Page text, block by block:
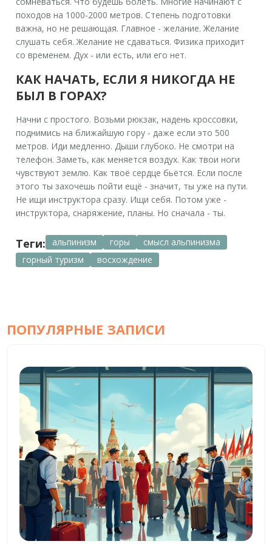
походов на 1000-2000 метров. Степень подготовки
важна, но не решающая. Главное - желание. Желание
слушать себя. Желание не сдаваться. Физика приходит
со временем. Дух - или есть, или его нет.
КАК НАЧАТЬ, ЕСЛИ Я НИКОГДА НЕ
БЫЛ В ГОРАХ?
Начни с простого. Возьми рюкзак, надень кроссовки,
поднимись на ближайшую гору - даже если это 500
метров. Иди медленно. Дыши глубоко. Не смотри на
телефон. Заметь, как меняется воздух. Как твои ноги
чувствуют землю. Как твоё сердце бьётся. Если после
этого ты захочешь пойти ещё - значит, ты уже на пути.
Не ищи инструктора сразу. Ищи себя. Потом уже -
инструктора, снаряжение, планы. Но сначала - ты.
Теги: альпинизм горы
смысл альпинизма
горный туризм
восхождение
ПОПУЛЯРНЫЕ ЗАПИСИ